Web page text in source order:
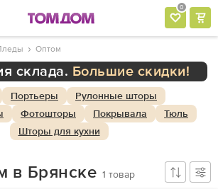
0
Оптом
склада. Большие скидки!
Портьеры
Рулонные шторы
Фотошторы Покрывала
Тюль
Шторы для кухни
в Брянске 1 товар